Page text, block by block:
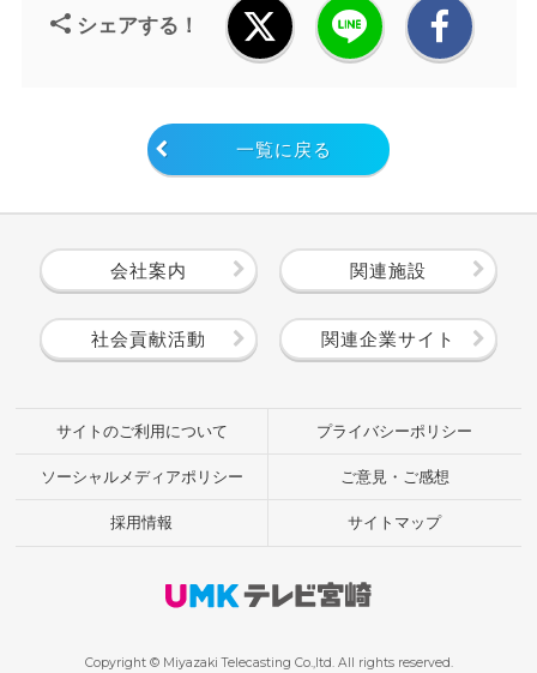
シェアする！
一覧に戻る
会社案内 関連施設
社会貢献活動 関連企業サイト
サイトのご利用について プライバシーポリシー
ソーシャルメディアポリシー ご意見・ご感想
採用情報 サイトマップ
Copyright © Miyazaki Telecasting Co.,ltd. All rights reserved.